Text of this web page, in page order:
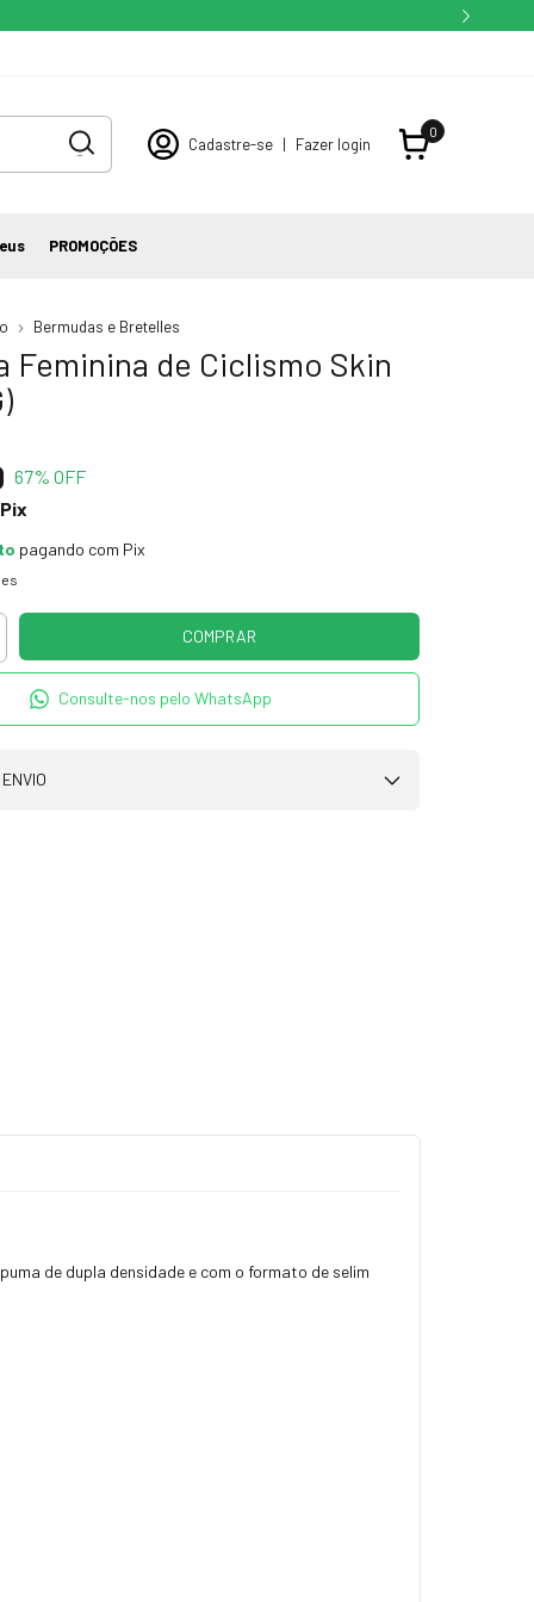
Cadastre-se | Fazer login
0
PROMOÇÕES
Bermudas e Bretelles
Feminina de Ciclismo Skin
67% OFF
Pix
pagando com Pix
Consulte-nos pelo WhatsApp
de dupla densidade e com o formato de selim